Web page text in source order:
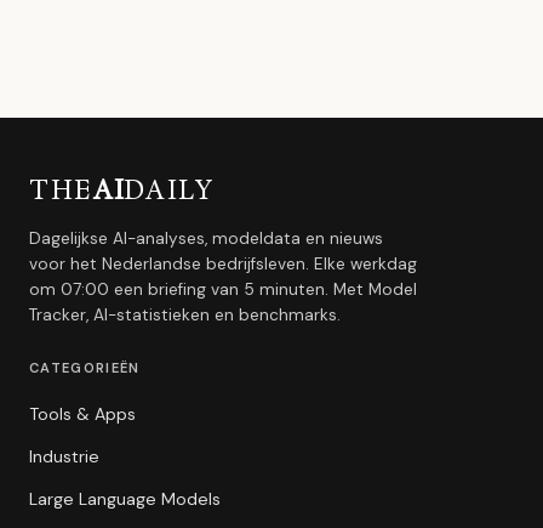
THEAIDAILY
Dagelijkse AI-analyses, modeldata en nieuws
voor het Nederlandse bedrijfsleven. Elke werkdag
om 07:00 een briefing van 5 minuten. Met Model
Tracker, AI-statistieken en benchmarks.
CATEGORIEËN
Tools & Apps
Industrie
Large Language Models